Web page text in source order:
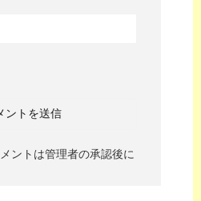
ントは管理者の承認後に